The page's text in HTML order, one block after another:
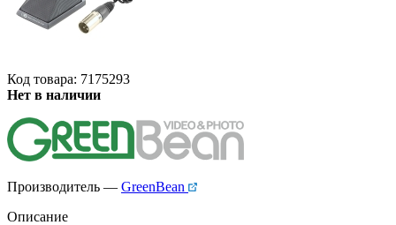
Код товара: 7175293
Нет в наличии
Производитель — GreenBean
Описание